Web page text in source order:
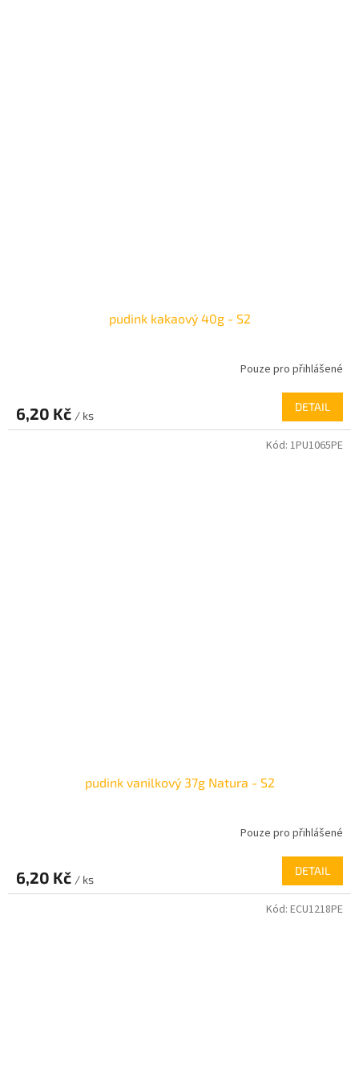
pudink kakaový 40g - S2
Pouze pro přihlášené
6,20 Kč / ks
DETAIL
pudink vanilkový 37g Natura - S2
Pouze pro přihlášené
6,20 Kč / ks
DETAIL
Kód: 1PU1065PE
Kód: ECU1218PE